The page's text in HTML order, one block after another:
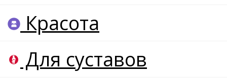
Красота
Для суставов